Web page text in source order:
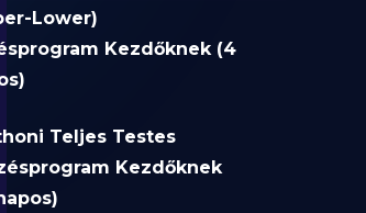
Lower)
Kezdőknek (4
Teljes Testes
Kezdőknek